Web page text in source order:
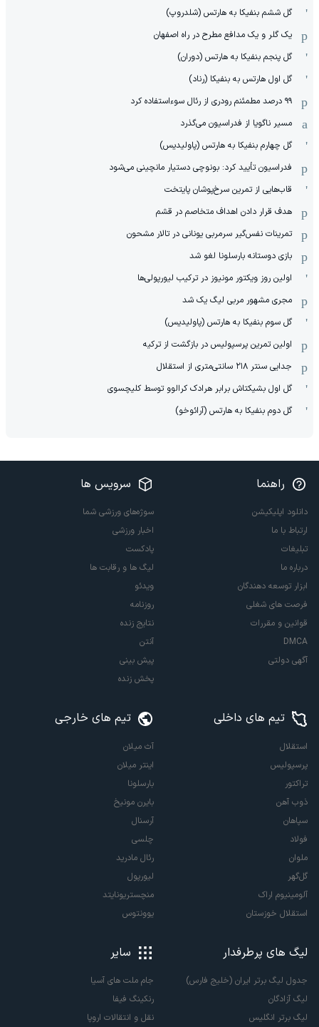
گل ششم بنفیکا به هارتس (شلدروپ)
یک گلر و یک مدافع مطرح در راه اصفهان
گل پنجم بنفیکا به هارتس (دوران)
گل اول هارتس به بنفیکا (رناد)
۹۹ درصد مطمئنم رودری از رئال سوءاستفاده کرد
مسیر ناگویا از فدراسیون می‌گذرد
گل چهارم بنفیکا به هارتس (پاولیدیس)
فدراسیون تأیید کرد: بونوچی دستیار مانچینی می‌شود
قاب‌هایی از تمرین سرخ‌پوشان پایتخت
هدف قرار دادن اهداف متخاصم در قشم
‏تمرینات نفس‌گیر سرمربی یونانی در تالار مشحون
بازی دوستانه بارسلونا لغو شد
اولین روز ویکتور مونیوز در ترکیب لیورپولی‌ها
مجری مشهور مربی لیگ یک شد
گل سوم بنفیکا به هارتس (پاولیدیس)
اولین تمرین پرسپولیس در بازگشت از ترکیه
جدایی سنتر ۲۱۸ سانتی‌متری از استقلال
گل اول بشیکتاش برابر هرادک کرالوو توسط کلیچسوی
گل دوم بنفیکا به هارتس (آرائوخو)
راهنما
دانلود اپلیکیشن
ارتباط با ما
تبلیغات
درباره ما
ابزار توسعه دهندگان
فرصت های شغلی
قوانین و مقررات
DMCA
آگهی دولتی
سرویس ها
سوژه‌های ورزشی شما
اخبار ورزشی
پادکست
لیگ ها و رقابت ها
ویدئو
روزنامه
نتایج زنده
آنتن
پیش بینی
پخش زنده
تیم های داخلی
استقلال
پرسپولیس
تراکتور
ذوب آهن
سپاهان
فولاد
ملوان
گل‌گهر
آلومینیوم اراک
استقلال خوزستان
تیم های خارجی
آث میلان
اینتر میلان
بارسلونا
بایرن مونیخ
آرسنال
چلسی
رئال مادرید
لیورپول
منچستریونایتد
یوونتوس
لیگ های پرطرفدار
جدول لیگ برتر ایران (خلیج فارس)
لیگ آزادگان
لیگ برتر انگلیس
سایر
جام ملت های آسیا
رنکینگ فیفا
نقل و انتقالات اروپا